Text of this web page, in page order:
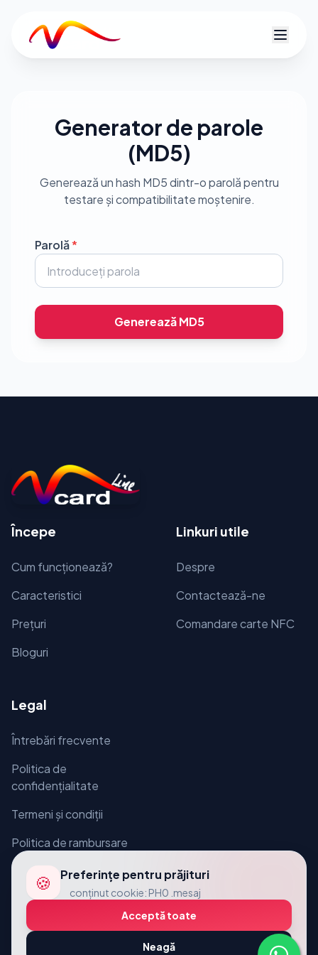
V
Generator de parole
(MD5)
Generează un hash MD5 dintr-o parolă pentru
testare și compatibilitate moștenire.
Parolă*
Generează MD5
🍪 Preferințe pentru prăjituri
conţinut cookie: PH0 .mesaj
Acceptă toate
Neagă
Începe
Cum funcţionează?
Caracteristici
Prețuri
Bloguri
Linkuri utile
Despre
Contactează-ne
Comandare carte NFC
Legal
Întrebări frecvente
Politica de
confidențialitate
Termeni și condiții
Politica de rambursare